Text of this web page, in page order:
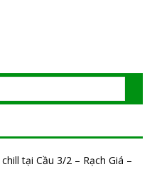
tại Cầu 3/2 – Rạch Giá –